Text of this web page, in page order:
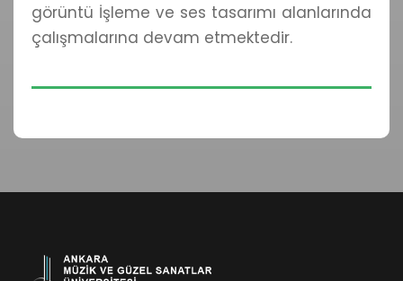
görüntü İşleme ve ses tasarımı alanlarında
çalışmalarına devam etmektedir.